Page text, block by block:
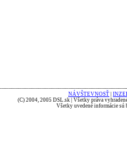
NÁVŠTEVNOSŤ
(C) 2004, 2005 DSL.sk | Všetky práva
Všetky uvedené informácie sú